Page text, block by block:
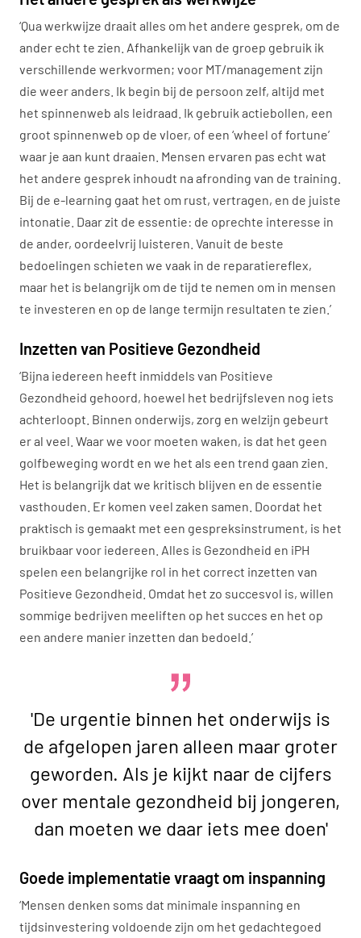
‘Qua werkwijze draait alles om het andere gesprek, om de
ander echt te zien. Afhankelijk van de groep gebruik ik
verschillende werkvormen; voor MT/management zijn
die weer anders. Ik begin bij de persoon zelf, altijd met
het spinnenweb als leidraad. Ik gebruik actiebollen, een
groot spinnenweb op de vloer, of een ‘wheel of fortune’
waar je aan kunt draaien. Mensen ervaren pas echt wat
het andere gesprek inhoudt na afronding van de training.
Bij de e-learning gaat het om rust, vertragen, en de juiste
intonatie. Daar zit de essentie: de oprechte interesse in
de ander, oordeelvrij luisteren. Vanuit de beste
bedoelingen schieten we vaak in de reparatiereflex,
maar het is belangrijk om de tijd te nemen om in mensen
te investeren en op de lange termijn resultaten te zien.’
Inzetten van Positieve Gezondheid
‘Bijna iedereen heeft inmiddels van Positieve
Gezondheid gehoord, hoewel het bedrijfsleven nog iets
achterloopt. Binnen onderwijs, zorg en welzijn gebeurt
er al veel. Waar we voor moeten waken, is dat het geen
golfbeweging wordt en we het als een trend gaan zien.
Het is belangrijk dat we kritisch blijven en de essentie
vasthouden. Er komen veel zaken samen. Doordat het
praktisch is gemaakt met een gespreksinstrument, is het
bruikbaar voor iedereen. Alles is Gezondheid en iPH
spelen een belangrijke rol in het correct inzetten van
Positieve Gezondheid. Omdat het zo succesvol is, willen
sommige bedrijven meeliften op het succes en het op
een andere manier inzetten dan bedoeld.’
'De urgentie binnen het onderwijs is
de afgelopen jaren alleen maar groter
geworden. Als je kijkt naar de cijfers
over mentale gezondheid bij jongeren,
dan moeten we daar iets mee doen'
Goede implementatie vraagt om inspanning
‘Mensen denken soms dat minimale inspanning en
tijdsinvestering voldoende zijn om het gedachtegoed